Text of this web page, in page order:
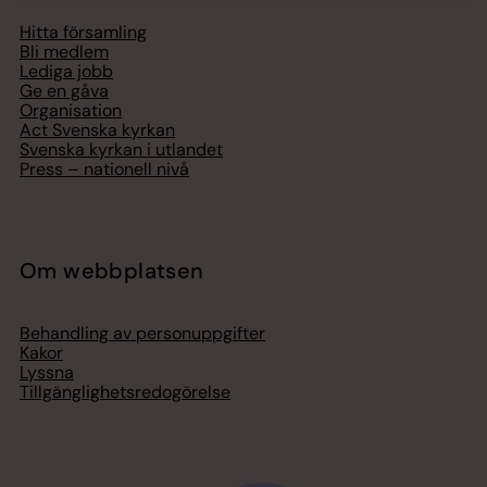
Hitta församling
Bli medlem
Lediga jobb
Ge en gåva
Organisation
Act Svenska kyrkan
Svenska kyrkan i utlandet
Press – nationell nivå
Om webbplatsen
Behandling av personuppgifter
Kakor
Lyssna
Tillgänglighetsredogörelse